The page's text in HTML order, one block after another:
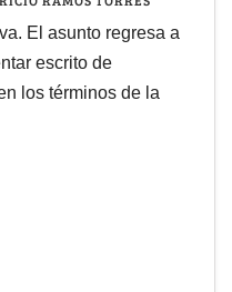
El asunto regresa a
escrito de
los términos de la